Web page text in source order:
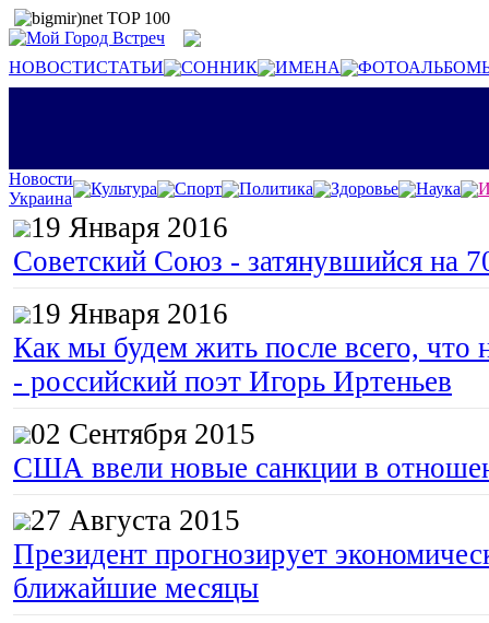
НОВОСТИСТАТЬИ СОННИК ИМЕНА
Новости
Украина
Культура Спорт Политика Здоровье Наука
19 Января 2016
Советский Союз - затянувшийся на
19 Января 2016
Как мы будем жить после всего, что
- российский поэт Игорь Иртеньев
02 Сентября 2015
США ввели новые санкции в
27 Августа 2015
Президент прогнозирует
ближайшие месяцы